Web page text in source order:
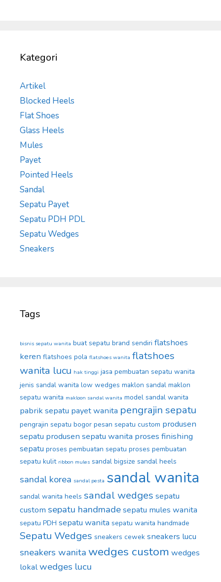
Kategori
Artikel
Blocked Heels
Flat Shoes
Glass Heels
Mules
Payet
Pointed Heels
Sandal
Sepatu Payet
Sepatu PDH PDL
Sepatu Wedges
Sneakers
Tags
bisnis sepatu wanita buat sepatu brand sendiri flatshoes
keren flatshoes pola flatshoes wanita flatshoes
wanita lucu hak tinggi jasa pembuatan sepatu wanita
jenis sandal wanita low wedges maklon sandal maklon
sepatu wanita makloon sandal wanita model sandal wanita
pabrik sepatu payet wanita pengrajin sepatu
pengrajin sepatu bogor pesan sepatu custom produsen
sepatu produsen sepatu wanita proses finishing
sepatu proses pembuatan sepatu proses pembuatan
sepatu kulit ribbon mules sandal bigsize sandal heels
sandal korea sandal pesta sandal wanita
sandal wanita heels sandal wedges sepatu
custom sepatu handmadesepatu mules wanita
sepatu PDH sepatu wanita sepatu wanita handmade
Sepatu Wedges sneakers cewek sneakers lucu
sneakers wanita wedges custom wedges
lokalwedges lucu